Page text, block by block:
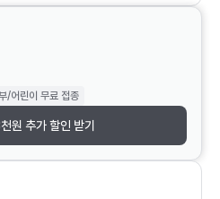
/어린이 무료 접종
원 추가 할인 받기